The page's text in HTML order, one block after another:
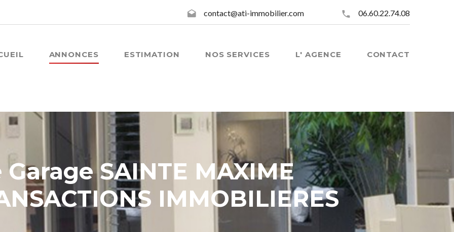
contact@ati-immobilier.com 06.60.22.74.08
ANNONCES ESTIMATION NOS SERVICES L' AGENCE CONTACT
SAINTE MAXIME
IMMOBILIERES